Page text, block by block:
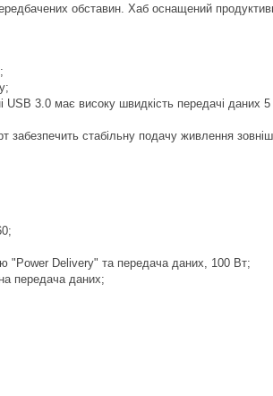
обставин. Хаб оснащений
3.0 має високу швидкість передачі даних
стабільну подачу живлення
Delivery" та передача даних, 100 Вт;
передача даних;